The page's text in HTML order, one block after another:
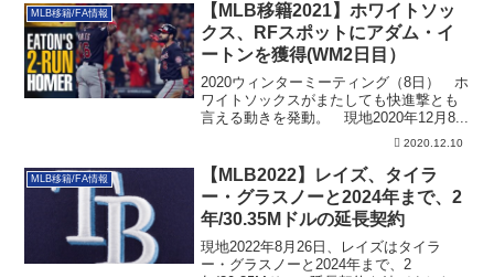
MLB移籍/FA情報
【MLB移籍2021】ホワイトソッ
クス、RFスポットにアダム・イ
ートンを獲得(WM2日目）
2020ウィンターミーティング（8日） ホ
ワイトソックスがまたしても快進撃とも
言える動きを発動。 現地2020年12月8...
2020.12.10
MLB移籍/FA情報
【MLB2022】レイズ、タイラ
ー・グラスノーと2024年まで、2
年/30.35Mドルの延長契約
現地2022年8月26日、レイズはタイラ
ー・グラスノーと2024年まで、2